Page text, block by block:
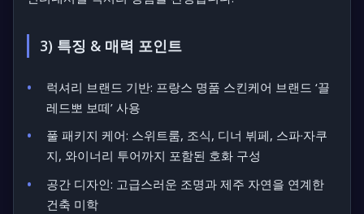
3) 특징 & 매력 포인트
럭셔리 브랜드 기반: 프랑스 명품 스킨케어 브랜드 ‘끌
레드뽀 보떼’ 사용
풀 패키지 케어: 스위트룸, 조식, 디너 뷔페, 스파·자쿠
지, 와이너리 투어까지 포함된 호화 구성
공간 디자인: 고급스러운 조명과 제주 자연을 연계한
건축 미학